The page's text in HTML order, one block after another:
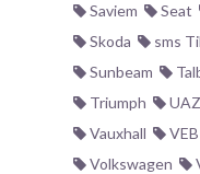
Saviem
Seat
Skoda
sms
Sunbeam
Triumph
UAZ
Vauxhall
VEB
Volkswagen